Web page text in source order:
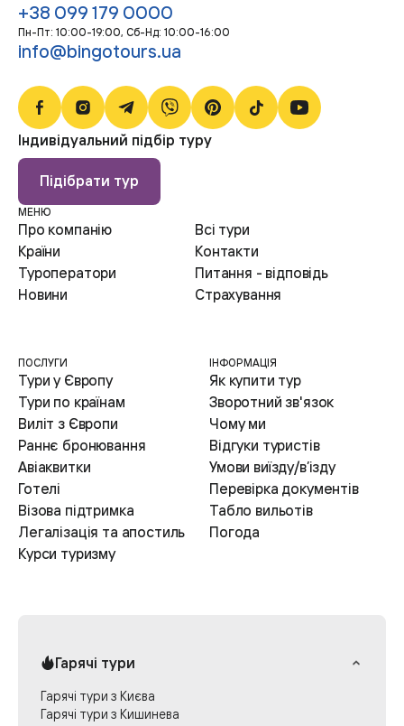
+38 099 179 0000
Пн-Пт: 10:00-19:00, Сб-Нд: 10:00-16:00
info@bingotours.ua
Індивідуальний підбір туру
Підібрати тур
ПОСЛУГИ
Тури у Європу
Тури по країнам
Виліт з Європи
Раннє бронювання
Авіаквитки
Готелі
Візова підтримка
Легалізація та апостиль
Курси туризму
ІНФОРМАЦІЯ
Як купити тур
Зворотний зв'язок
Чому ми
Відгуки туристів
Умови виїзду/в’ізду
Перевірка документів
Табло вильотів
Погода
МЕНЮ
Про компанію
Всі тури
Країни
Контакти
Туроператори
Питання - відповідь
Новини
Страхування
Гарячі тури
Гарячі тури з Києва
Гарячі тури з Кишинева